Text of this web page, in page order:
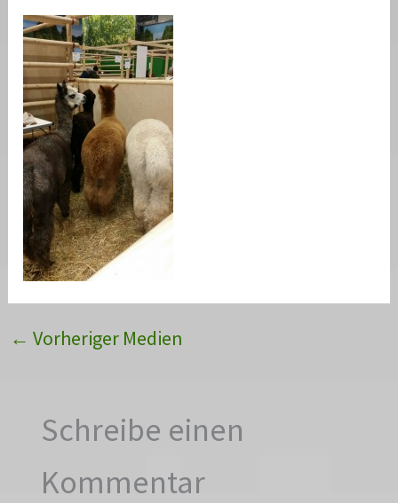
← Vorheriger Medien
Schreibe einen
Kommentar